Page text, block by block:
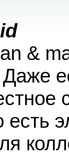
&
Даже
есть